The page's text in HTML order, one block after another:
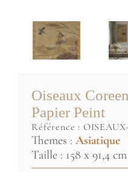
Oiseaux
Papier Peint
référence :
Themes :Asiatique
Taille : 158 x 91,4 cm